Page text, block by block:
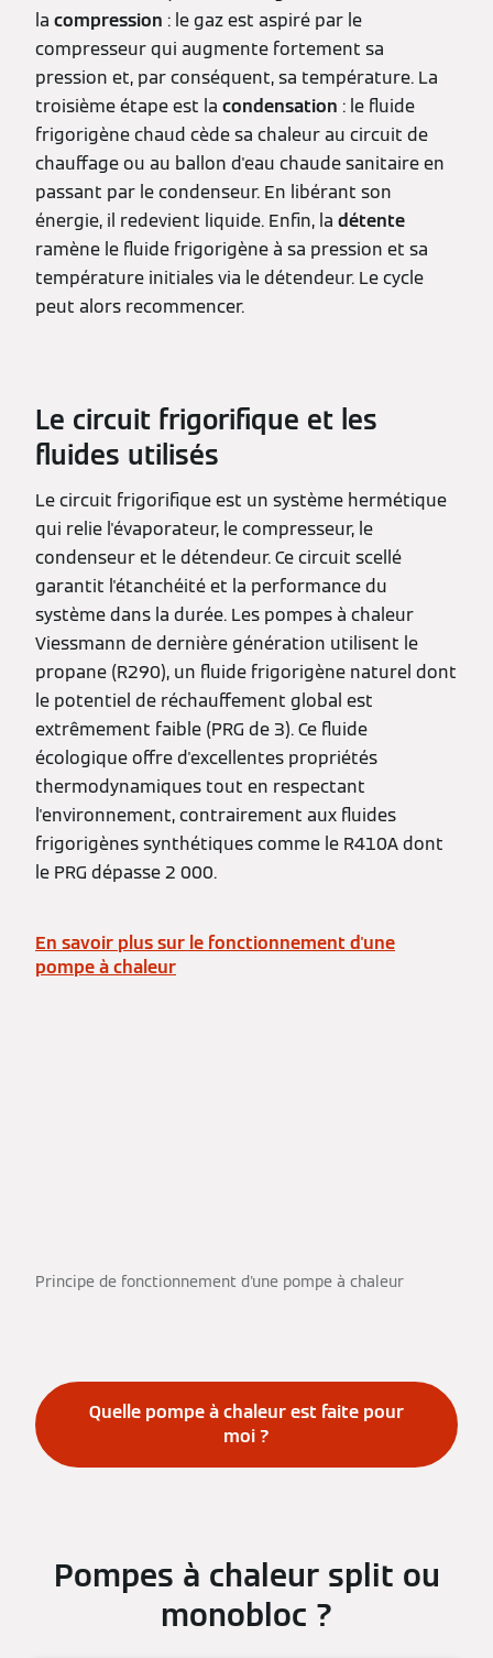
la compression : le gaz est aspiré par le
compresseur qui augmente fortement sa
pression et, par conséquent, sa température. La
troisième étape est la condensation : le fluide
frigorigène chaud cède sa chaleur au circuit de
chauffage ou au ballon d'eau chaude sanitaire en
passant par le condenseur. En libérant son
énergie, il redevient liquide. Enfin, la détente
ramène le fluide frigorigène à sa pression et sa
température initiales via le détendeur. Le cycle
peut alors recommencer.
Le circuit frigorifique et les
fluides utilisés
Le circuit frigorifique est un système hermétique
qui relie l'évaporateur, le compresseur, le
condenseur et le détendeur. Ce circuit scellé
garantit l'étanchéité et la performance du
système dans la durée. Les pompes à chaleur
Viessmann de dernière génération utilisent le
propane (R290), un fluide frigorigène naturel dont
le potentiel de réchauffement global est
extrêmement faible (PRG de 3). Ce fluide
écologique offre d'excellentes propriétés
thermodynamiques tout en respectant
l'environnement, contrairement aux fluides
frigorigènes synthétiques comme le R410A dont
le PRG dépasse 2 000.
En savoir plus sur le fonctionnement d'une
pompe à chaleur
Principe de fonctionnement d'une pompe à chaleur
Quelle pompe à chaleur est faite pour
moi ?
Pompes à chaleur split ou
monobloc ?